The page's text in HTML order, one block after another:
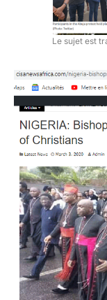
Le sujet est